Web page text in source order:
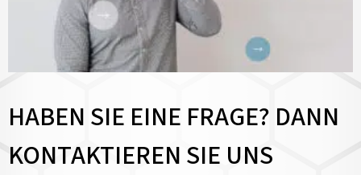
HABEN SIE EINE FRAGE? DANN
KONTAKTIEREN SIE UNS